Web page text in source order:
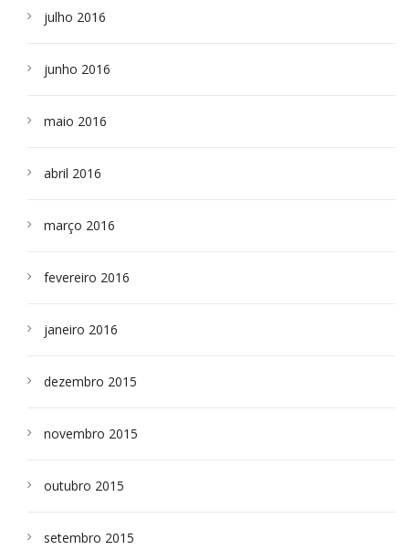
julho 2016
junho 2016
maio 2016
abril 2016
março 2016
fevereiro 2016
janeiro 2016
dezembro 2015
novembro 2015
outubro 2015
setembro 2015